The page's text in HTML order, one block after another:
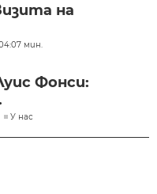
на
мин.
Фонси:
У нас